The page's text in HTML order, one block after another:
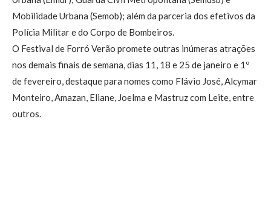
Mobilidade Urbana (Semob); além da parceria dos efetivos da
Polícia Militar e do Corpo de Bombeiros.
O Festival de Forró Verão promete outras inúmeras atrações
nos demais finais de semana, dias 11, 18 e 25 de janeiro e 1º
de fevereiro, destaque para nomes como Flávio José, Alcymar
Monteiro, Amazan, Eliane, Joelma e Mastruz com Leite, entre
outros.